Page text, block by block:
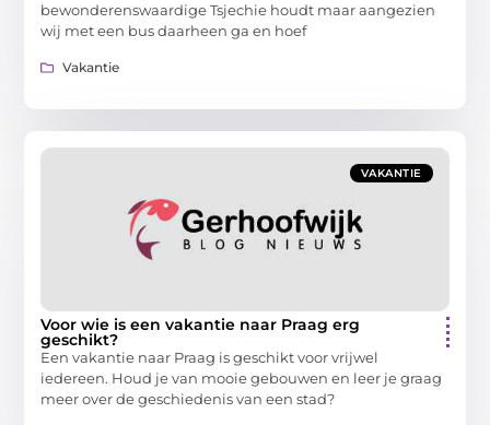
bewonderenswaardige Tsjechie houdt maar aangezien
wij met een bus daarheen ga en hoef
Vakantie
VAKANTIE
Voor wie is een vakantie naar Praag erg
geschikt?
Een vakantie naar Praag is geschikt voor vrijwel
iedereen. Houd je van mooie gebouwen en leer je graag
meer over de geschiedenis van een stad?